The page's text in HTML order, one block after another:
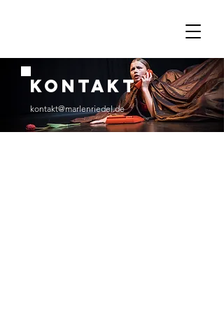
kontakt
kontakt@marlenriedel.de